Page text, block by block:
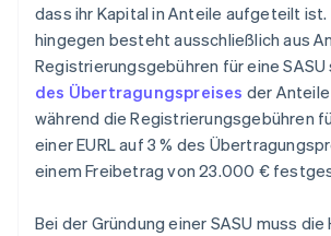
dass ihr Kapital in Anteile aufgeteilt ist.
hingegen besteht ausschließlich aus
Registrierungsgebühren für eine SASU
des Übertragungspreises der
während die Registrierungsgebühren
einer EURL auf 3 % des
einem Freibetrag von 23.000 €
Bei der Gründung einer SASU muss